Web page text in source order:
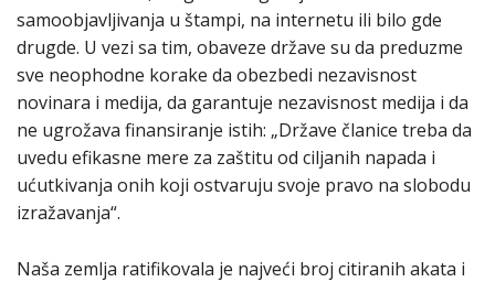
samoobjavljivanja u štampi, na internetu ili bilo gde
drugde. U vezi sa tim, obaveze države su da preduzme
sve neophodne korake da obezbedi nezavisnost
novinara i medija, da garantuje nezavisnost medija i da
ne ugrožava finansiranje istih: „Države članice treba da
uvedu efikasne mere za zaštitu od ciljanih napada i
ućutkivanja onih koji ostvaruju svoje pravo na slobodu
izražavanja“.
Naša zemlja ratifikovala je najveći broj citiranih akata i